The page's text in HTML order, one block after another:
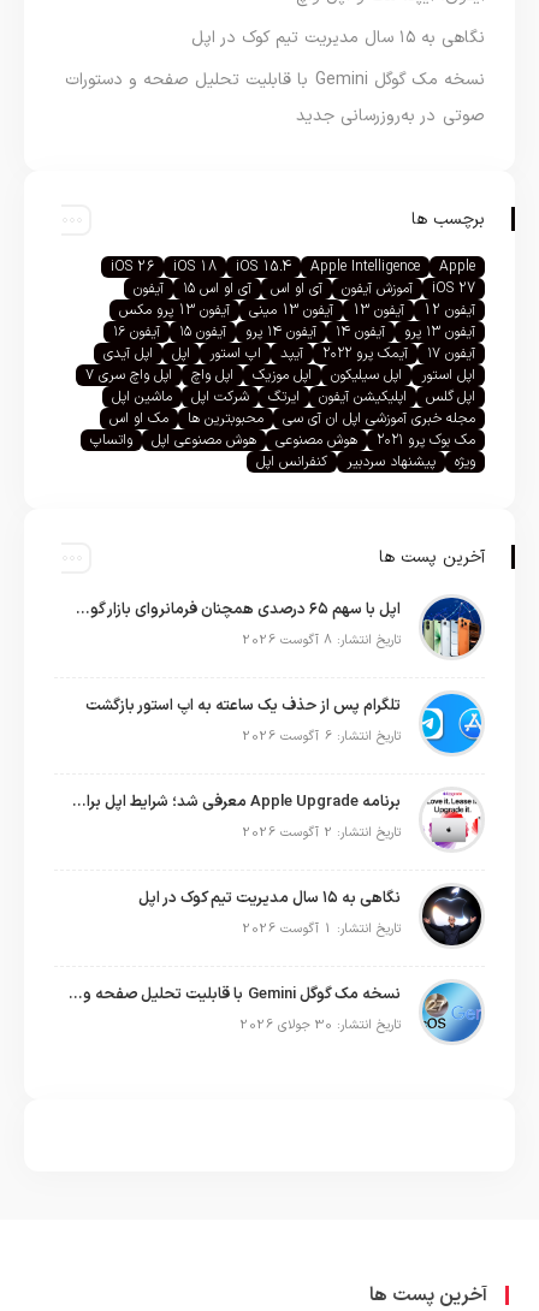
نگاهی به ۱۵ سال مدیریت تیم کوک در اپل
نسخه مک گوگل Gemini با قابلیت تحلیل صفحه و دستورات
صوتی در به‌روزرسانی جدید
برچسب ها
Apple
Apple Intelligence
iOS 15.4
iOS 18
iOS 26
iOS 27
آموزش آیفون آی او اس آی او اس ۱۵
آیفون
آیفون 12
آیفون 13 آیفون 13 مینی
آیفون 13 پرو مکس
آیفون ۱۳ پرو
آیفون ۱۴ آیفون ۱۴ پرو آیفون ۱۵
آیفون ۱۶
آیفون ۱۷
آیمک پرو ۲۰۲۲ آیپد اپ استور اپل
اپل آیدی
اپل استور
اپل سیلیکون اپل موزیک اپل واچ
اپل واچ سری ۷
اپل گلس
اپلیکیشن آیفون ایرتگ شرکت اپل
ماشین اپل
مجله خبری آموزشی اپل ان آی سی
محبوبترین ها
مک او اس
مک بوک پرو ۲۰۲۱
هوش مصنوعی هوش مصنوعی اپل
واتساپ
ویژه
پیشنهاد سردبیر کنفرانس اپل
آخرین پست ها
اپل با سهم ۶۵ درصدی همچنان فرمانروای بازار گوشی‌های پریمیوم جهان است
تاریخ انتشار: 8 آگوست 2026
تلگرام پس از حذف یک ساعته به اپ استور بازگشت
تاریخ انتشار: 6 آگوست 2026
برنامه Apple Upgrade معرفی شد؛ شرایط اپل برای اجاره آیفون، آیپد، مک و اپل واچ
تاریخ انتشار: 2 آگوست 2026
نگاهی به ۱۵ سال مدیریت تیم کوک در اپل
تاریخ انتشار: 1 آگوست 2026
نسخه مک گوگل Gemini با قابلیت تحلیل صفحه و دستورات صوتی در به‌روزرسانی جدید
تاریخ انتشار: 30 جولای 2026
آخرین پست ها